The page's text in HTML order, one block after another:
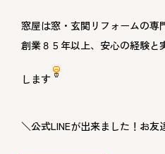
窓屋は窓・玄関リフォームの専
創業８５年以上、安心の経験と
します
＼公式LINEが出来ました！お友